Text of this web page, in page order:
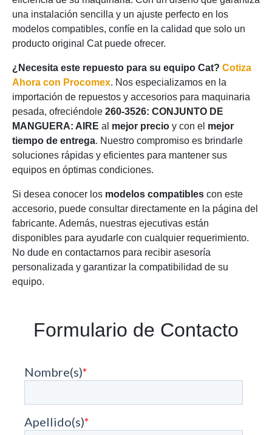
una instalación sencilla y un ajuste perfecto en los
modelos compatibles, confíe en la calidad que solo un
producto original Cat puede ofrecer.
¿Necesita este repuesto para su equipo Cat? Cotiza
Ahora con Procomex. Nos especializamos en la
importación de repuestos y accesorios para maquinaria
pesada, ofreciéndole 260-3526: CONJUNTO DE
MANGUERA: AIRE al mejor precio y con el mejor
tiempo de entrega. Nuestro compromiso es brindarle
soluciones rápidas y eficientes para mantener sus
equipos en óptimas condiciones.
Si desea conocer los modelos compatibles con este
accesorio, puede consultar directamente en la página del
fabricante. Además, nuestras ejecutivas están
disponibles para ayudarle con cualquier requerimiento.
No dude en contactarnos para recibir asesoría
personalizada y garantizar la compatibilidad de su
equipo.
Formulario de Contacto